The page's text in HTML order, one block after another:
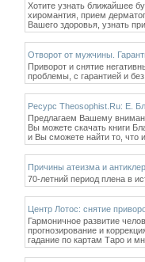
Хотите узнать ближайшее
хиромантия, прием
Вашего здоровья, узнать
Отворот от мужчины.
Приворот и снятие
проблемы, с гарантией и без
Ресурс Theosophist.Ru: Е.
Предлагаем Вашему
Вы можете скачать книги
и Вы сможете найти то,
Причины атеизма и
70-летний период плена в
Центр Лотос: снятие
Гармоничное развитие
прогнозирование и
гадание по картам Таро и